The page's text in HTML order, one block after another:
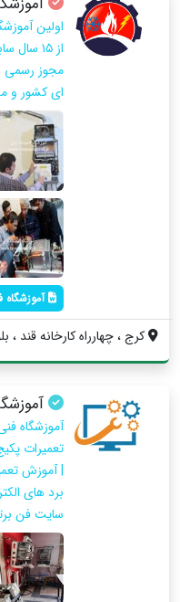
اولین
از ۱۵
مجوز رسمی
ای کشور و
كرج ، چهارراه كارخانه قند ،
آموزشگاه
تعمیرات
| آموزش
سایت فن